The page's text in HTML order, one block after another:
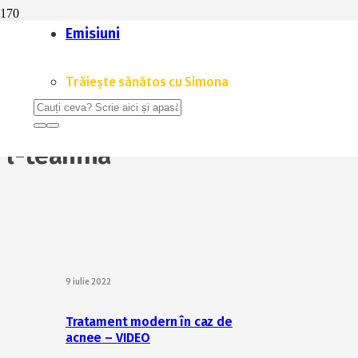
Emisiuni
Trăiește sănătos cu Simona
9 iulie 2022
Tratament modern în caz de
acnee – VIDEO
L-teanina: un aminoacid unic – VIDEO
L-teanina sau cum să îți îmbunătățești starea de spirit în
13 mai 2021
l-teanină